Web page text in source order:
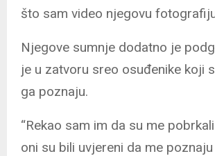
što sam video njegovu
Njegove sumnje dodatno je
je u zatvoru sreo osuđenike koji
ga poznaju.
“Rekao sam im da su me
oni su bili uvjereni da me